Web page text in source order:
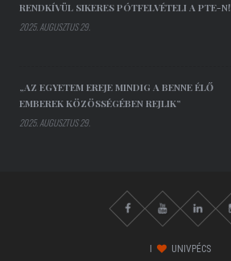
RENDKÍVÜL SIKERES PÓTFELVÉTELI A PTE-N!
2025. AUGUSZTUS 29.
„AZ EGYETEM EREJE MINDIG A BENNE ÉLŐ
EMBEREK KÖZÖSSÉGÉBEN REJLIK”
2025. AUGUSZTUS 29.
UNIVPÉCS